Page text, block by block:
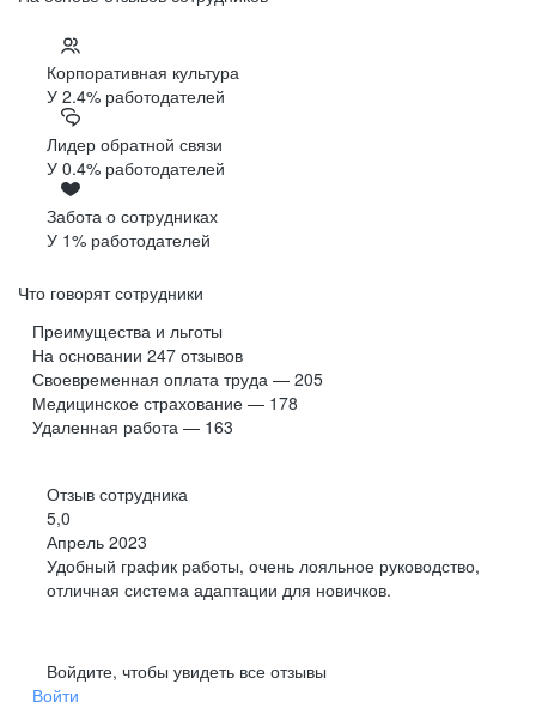
Корпоративная культура
У 2.4% работодателей
Лидер обратной связи
У 0.4% работодателей
Забота о сотрудниках
У 1% работодателей
Что говорят сотрудники
Преимущества и льготы
На основании 247 отзывов
Своевременная оплата труда — 205
Медицинское страхование — 178
Удаленная работа — 163
Отзыв сотрудника
5,0
Апрель 2023
Удобный график работы, очень лояльное руководство,
отличная система адаптации для новичков.
Войдите, чтобы увидеть все отзывы
Войти